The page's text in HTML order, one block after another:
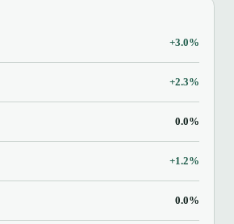
+3.0%
+2.3%
0.0%
+1.2%
0.0%